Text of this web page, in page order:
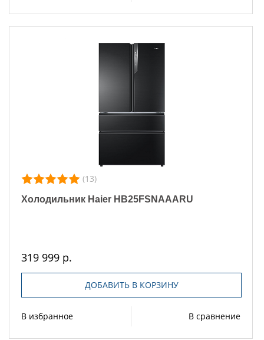
(13)
Холодильник Haier HB25FSNAAARU
319 999 р.
ДОБАВИТЬ В КОРЗИНУ
В избранное В сравнение